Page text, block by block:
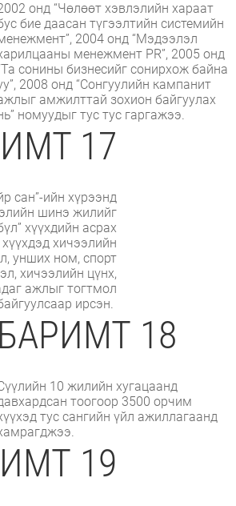
онд “Чөлөөт хэвлэлийн хараат
бие даасан түгээлтийн системийн
2004 онд “Мэдээлэл
менежмент PR”, 2005 онд
сонины бизнесийг сонирхож байна
2008 онд “Сонгуулийн кампанит
амжилттай зохион байгуулах
номуудыг тус тус гаргажээ.
17
сан”-ийн хүрээнд
шинэ жилийг
хүүхдийн асрах
хичээлийн
унших ном, спорт
хичээлийн цүнх,
ажлыг тогтмол
ирсэн.
БАРИМТ 18
10 жилийн хугацаанд
тоогоор 3500 орчим
тус сангийн үйл ажиллагаанд
19